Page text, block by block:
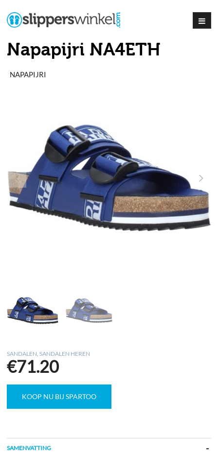
Napapijri NA4ETH
NAPAPIJRI
SANDALEN ,SANDALEN HEREN
€71.20
KOOP NU BIJ SPARTOO
SAMENVATTING